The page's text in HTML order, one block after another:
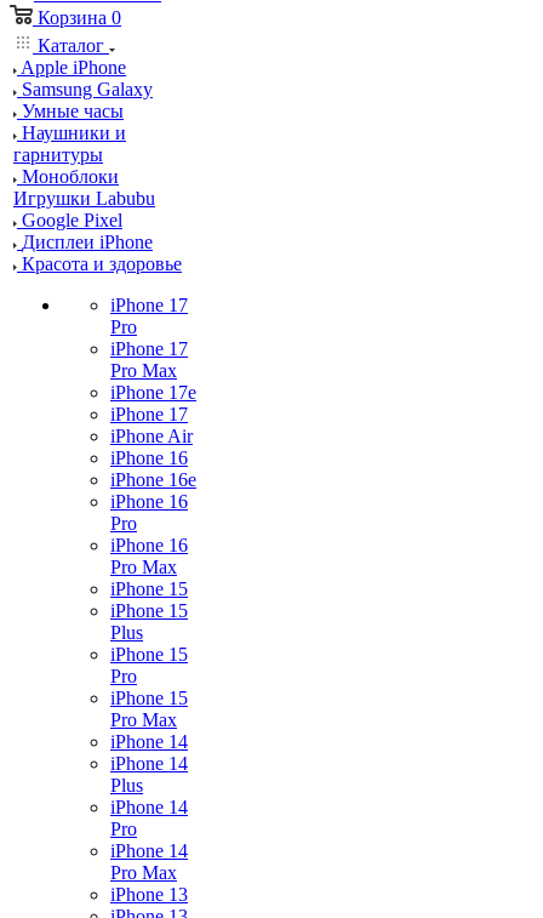
Корзина 0
Каталог
Apple iPhone
Samsung Galaxy
Умные часы
Наушники и
гарнитуры
Моноблоки
Игрушки Labubu
Google Pixel
Дисплеи iPhone
Красота и здоровье
iPhone 17
Pro
iPhone 17
Pro Max
iPhone 17e
iPhone 17
iPhone Air
iPhone 16
iPhone 16e
iPhone 16
Pro
iPhone 16
Pro Max
iPhone 15
iPhone 15
Plus
iPhone 15
Pro
iPhone 15
Pro Max
iPhone 14
iPhone 14
Plus
iPhone 14
Pro
iPhone 14
Pro Max
iPhone 13